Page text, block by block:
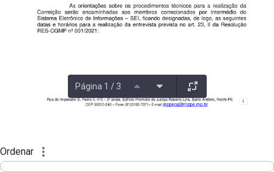
Página 1 / 3
Ordenar